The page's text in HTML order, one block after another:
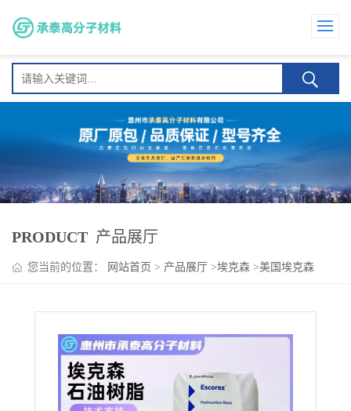
PRODUCT 产品展厅
您当前的位置： 网站首页 > 产品展厅 >埃克森 >美国埃克森